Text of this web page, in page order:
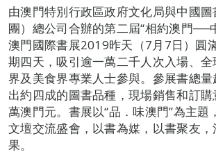
由澳門特別行政區政府文化局與中國
團）總公司合辦的第二屆“相約澳門──
澳門國際書展2019昨天（7月7日）圓
期四天，吸引逾一萬二千人次入場、
界及美食界專業人士參與。參展書總
出約四成的圖書品種，現場銷售和訂
萬澳門元。書展以“品．味澳門”為主題
文壇交流盛會，以書為媒，以書聚友
果。